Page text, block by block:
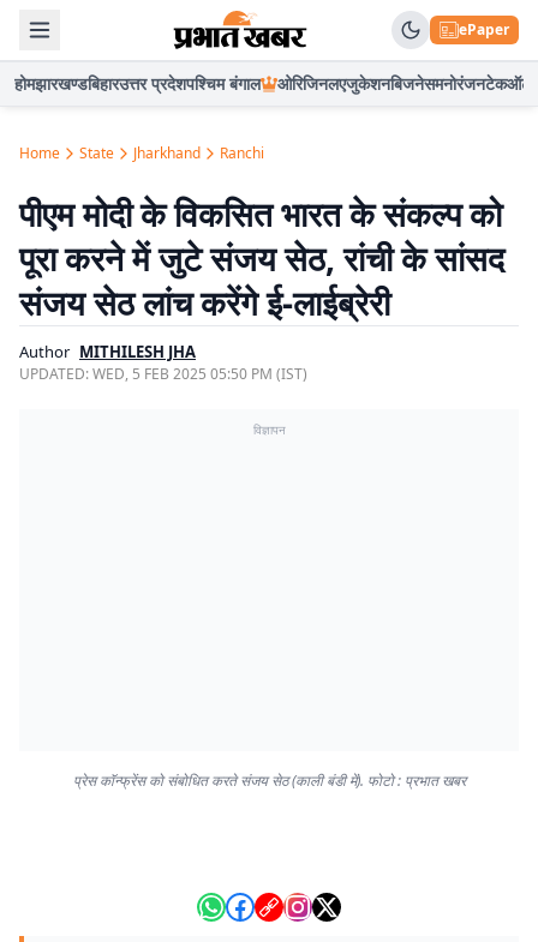
ePaper
होमझारखण्डबिहारउत्तर प्रदेशपश्चिम बंगाल ओरिजिनलएजुकेशनबिजनेसमनोरंजनटेकऑटो
Home State Jharkhand Ranchi
पीएम मोदी के विकसित भारत के संकल्प को
पूरा करने में जुटे संजय सेठ, रांची के सांसद
संजय सेठ लांच करेंगे ई-लाईब्रेरी
Author MITHILESH JHA
UPDATED:WED, 5 FEB 2025 05:50 PM (IST)
विज्ञापन
प्रेस कॉन्फ्रेंस को संबोधित करते संजय सेठ (काली बंडी में). फोटो : प्रभात खबर